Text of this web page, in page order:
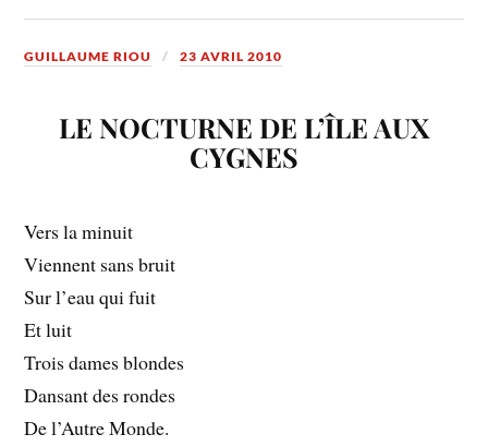
GUILLAUME RIOU 23 AVRIL 2010
LE NOCTURNE DE L’ÎLE AUX
CYGNES
Vers la minuit
Viennent sans bruit
Sur l’eau qui fuit
Et luit
Trois dames blondes
Dansant des rondes
De l’Autre Monde.